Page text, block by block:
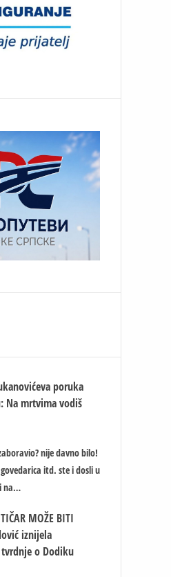
poruka
Na mrtvima vodiš
nije davno bilo!
itd. ste i dosli u
na…
MOŽE BITI
iznijela
o Dodiku